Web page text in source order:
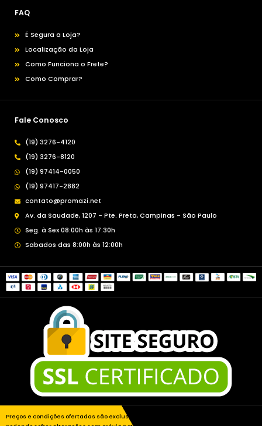
FAQ
É Segura a Loja?
Localização da Loja
Como Funciona o Frete?
Como Comprar?
Fale Conosco
(19) 3276-4120
(19) 3276-8120
(19) 97414-0050
(19) 97417-2882
contato@promazi.net
Av. da Saudade, 1207 - Pte. Preta, Campinas - São Paulo
Seg. à Sex 08:00h às 17:30h
Sabados das 8:00h às 12:00h
Preços e condições ofertadas são exclusivas para este site www.promazi.com.br